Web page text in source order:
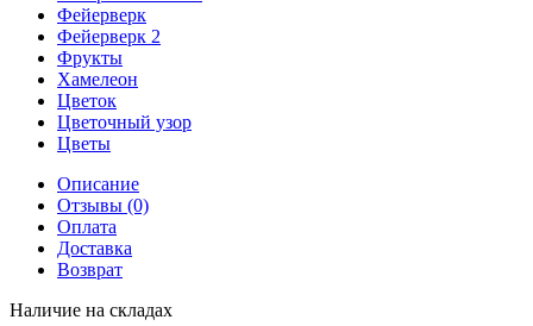
Фейерверк
Фейерверк 2
Фрукты
Хамелеон
Цветок
Цветочный узор
Цветы
Описание
Отзывы (0)
Оплата
Доставка
Возврат
Наличие на складах